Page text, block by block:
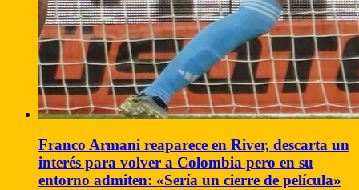
Franco Armani reaparece en River, descarta un
interés para volver a Colombia pero en su
entorno admiten: «Sería un cierre de película»